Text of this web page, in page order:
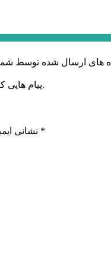
پیام هایی که به غیر از زبان فارسی یا غیر مرتبط باشد منتشر نخواهد شد.
نشانی *